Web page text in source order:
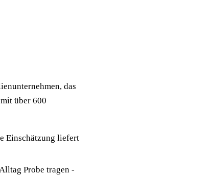
das
über 600
Einschätzung liefert
Probe tragen -